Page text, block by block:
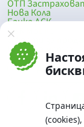
ОТП
Нова Кола
Банка ДСК
DSK Mobile
Оферти за
Клонова мрежа и
До